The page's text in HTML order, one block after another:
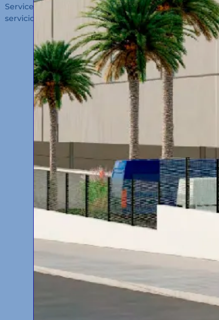
Services Algeciras, un espacio diseñado para ofrecer
servicios de alto